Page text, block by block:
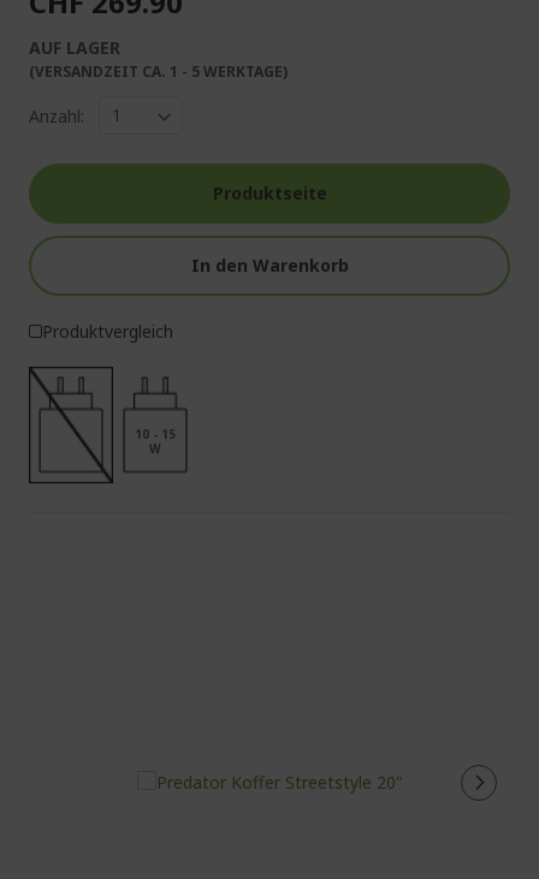
AUF LAGER
(VERSANDZEIT CA. 1 - 5 WERKTAGE)
Anzahl:
Produktseite
In den Warenkorb
Produktvergleich
10 - 15
W